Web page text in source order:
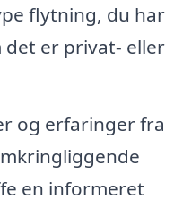
flytning, du har
er privat- eller
og erfaringer fra
en informeret